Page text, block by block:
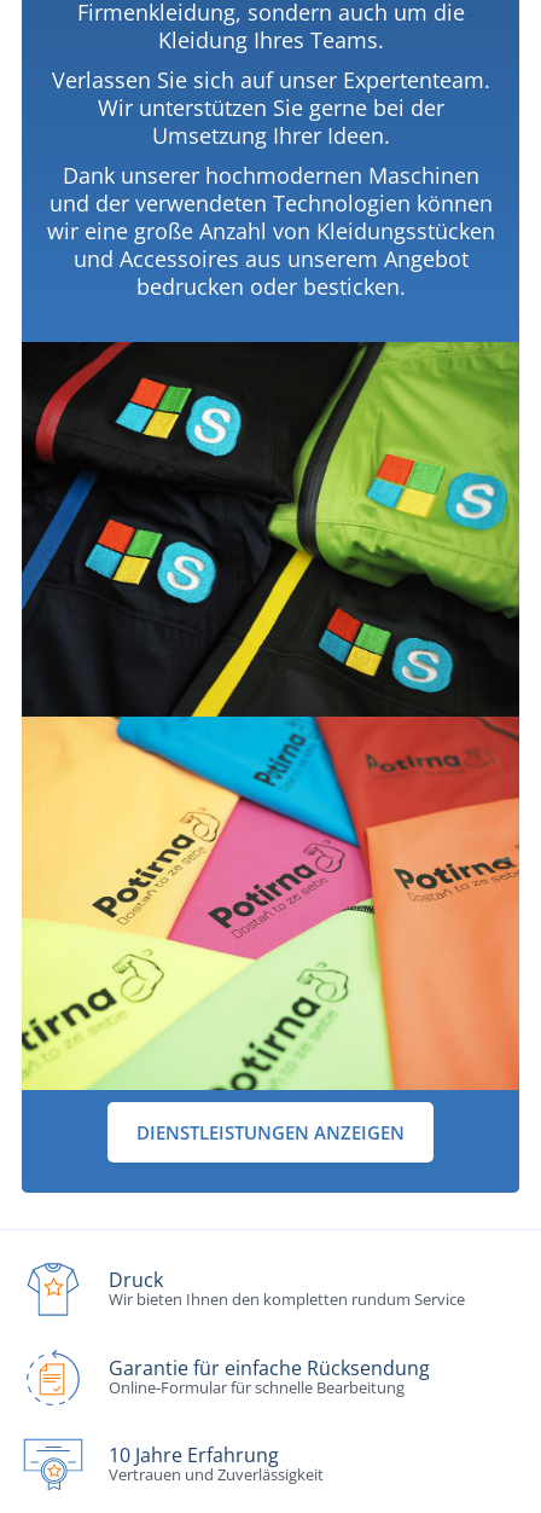
Firmenkleidung, sondern auch um die
Kleidung Ihres Teams.
Verlassen Sie sich auf unser Expertenteam.
Wir unterstützen Sie gerne bei der
Umsetzung Ihrer Ideen.
Dank unserer hochmodernen Maschinen
und der verwendeten Technologien können
wir eine große Anzahl von Kleidungsstücken
und Accessoires aus unserem Angebot
bedrucken oder besticken.
DIENSTLEISTUNGEN ANZEIGEN
Druck
Wir bieten Ihnen den kompletten rundum Service
Garantie für einfache Rücksendung
Online-Formular für schnelle Bearbeitung
10 Jahre Erfahrung
Vertrauen und Zuverlässigkeit